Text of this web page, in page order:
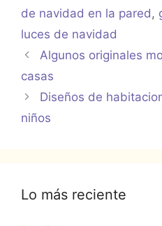
de navidad en la pared ,
luces de navidad
Algunos originales
casas
Diseños de
niños
Lo más reciente